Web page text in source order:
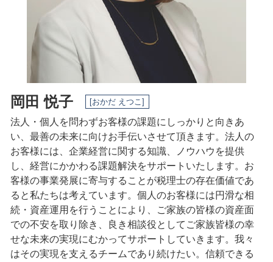
事業承継 岐阜県 相談
会社設立 稲沢市 税理士
税務相談 名古屋市 税理士
岡田 悦子 [おかだ えつこ]
法人・個人を問わずお客様の課題にしっかりと向きあ
い、最善の未来に向けお手伝いさせて頂きます。法人の
お客様には、企業経営に関する知識、ノウハウを提供
し、経営にかかわる課題解決をサポートいたします。 お
客様の事業発展に寄与することが税理士の存在価値であ
ると私たちは考えています。 個人のお客様には円滑な相
続・資産運用を行うことにより、ご家族の皆様の資産面
での不安を取り除き、良き相談役としてご家族皆様の幸
せな未来の実現にむかってサポートしていきます。 我々
はその実現を支えるチームであり続けたい。 信頼できる